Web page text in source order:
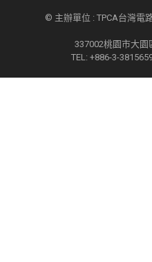
© 主辦單位 : TPCA台灣電
337002桃園市大
TEL: +886-3-